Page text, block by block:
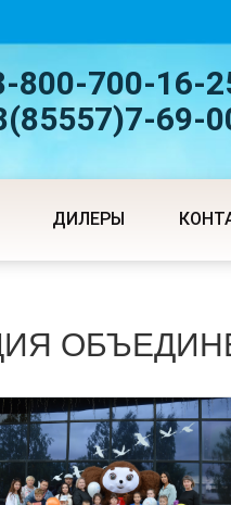
800-700-16-
69-
ДИЛЕРЫ